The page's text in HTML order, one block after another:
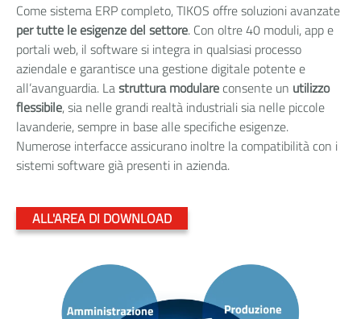
Come sistema ERP completo, TIKOS offre soluzioni avanzate
per tutte le esigenze del settore. Con oltre 40 moduli, app e
portali web, il software si integra in qualsiasi processo
aziendale e garantisce una gestione digitale potente e
all’avanguardia. Lastruttura modulare consente un utilizzo
flessibile, sia nelle grandi realtà industriali sia nelle piccole
lavanderie, sempre in base alle specifiche esigenze.
Numerose interfacce assicurano inoltre la compatibilità con i
sistemi software già presenti in azienda.
ALL'AREA DI DOWNLOAD